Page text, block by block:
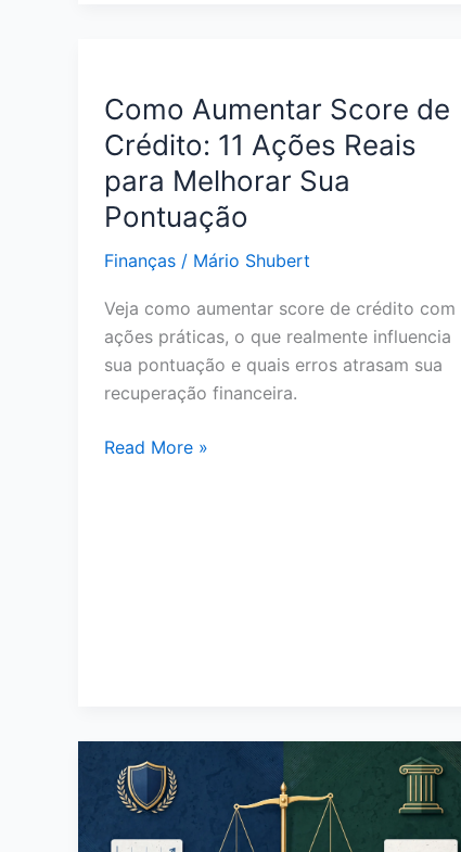
Tem
Score
Baixo:
O
Que
Avaliar
de
Pedir
Como Aumentar Score de
Crédito: 11 Ações Reais
para Melhorar Sua
Pontuação
Finanças / Mário Shubert
Veja como aumentar score de crédito com
ações práticas, o que realmente influencia
sua pontuação e quais erros atrasam sua
recuperação financeira.
Como
Pontuação
Read More »